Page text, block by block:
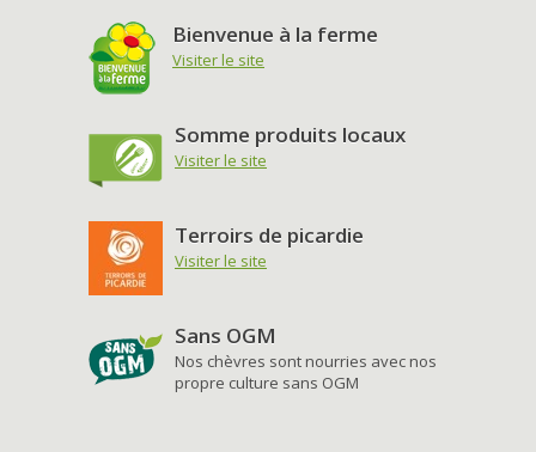
Bienvenue à la ferme
Visiter le site
Somme produits locaux
Visiter le site
Terroirs de picardie
Visiter le site
Sans OGM
Nos chèvres sont nourries avec nos
propre culture sans OGM